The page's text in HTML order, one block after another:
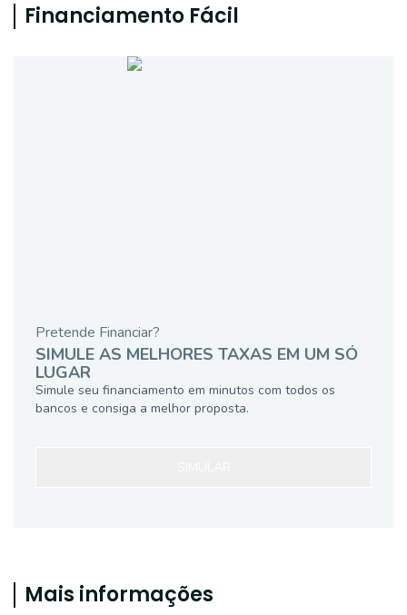
Financiamento Fácil
Pretende Financiar?
SIMULE AS MELHORES TAXAS EM UM SÓ
LUGAR
Simule seu financiamento em minutos com todos os
bancos e consiga a melhor proposta.
Mais informações